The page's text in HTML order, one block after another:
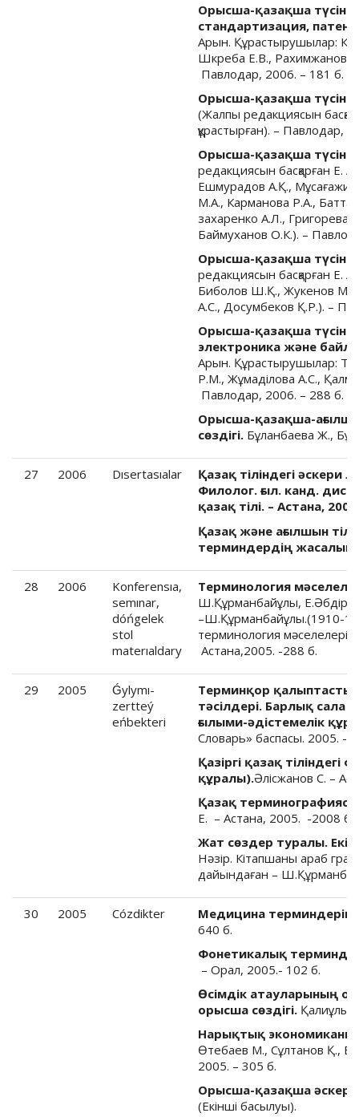
Орысша-қазақша
стандартизация,
Арын. Құрастырушылар:
Шкреба Е.В., Рахимжанова
Павлодар, 2006. – 181 б.
Орысша-қазақша
(Жалпы редакциясын
құрастырған). – Павлодар,
Орысша-қазақша
редакциясын басқарған Е.
Ешмурадов А.Қ.,
М.А., Карманова Р.А.,
захаренко А.Л.,
Баймуханов О.К.). –
Орысша-қазақша
редакциясын басқарған Е.
Биболов Ш.Қ., Жукенов
А.С., Досумбеков Қ.Р.). –
Орысша-қазақша
электроника және
Арын. Құрастырушылар:
Р.М., Жұмаділова А.С.,
Павлодар, 2006. – 288 б.
Орысша-қазақша-
сөздігі. Бұланбаева Ж.,
27 2006 Dısertasıalar
Қазақ тіліндегі
Филолог. ғыл. канд. дис.
қазақ тілі. – Астана, 2006.
Қазақ және ағылшын
терминдердің
28 2006
Konferensıa,
semınar,
dóńgelek
stol
materıaldary
Терминология
Ш.Құрманбайұлы,
–Ш.Құрманбайұлы.(1910-
терминология
Астана,2005. -288 б.
29 2005
Ǵylymı-
zertteý
eńbekteri
Терминқор
тәсілдері. Барлық сала
ғылыми-әдістемелік
Словарь» баспасы. 2005. -
Қазіргі қазақ
құралы).Әлісжанов С. –
Қазақ
Е. – Астана, 2005. -2008 б.
Жат сөздер туралы.
Нәзір. Кітапшаны араб
дайындаған –
30 2005 Cózdikter
Медицина терминдерінің
640 б.
Фонетикалық терминдер
– Орал, 2005.- 102 б.
Өсімдік атауларының
орысша сөздігі. Қалиұлы
Нарықтық экономиканың
Өтебаев М., Сұлтанов Қ.,
2005. – 305 б.
Орысша-қазақша
(Екінші басылуы).